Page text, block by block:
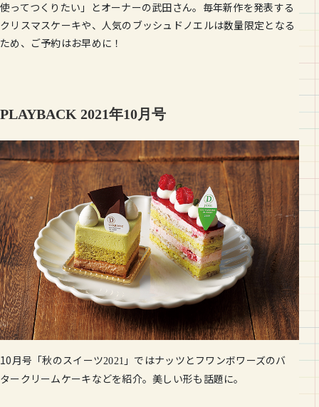
使ってつくりたい」とオーナーの武田さん。毎年新作を発表する
クリスマスケーキや、人気のブッシュドノエルは数量限定となる
ため、ご予約はお早めに！
PLAYBACK 2021年10月号
10月号「秋のスイーツ2021 」ではナッツとフワンボワーズのバ
タークリームケーキなどを紹介。美しい形も話題に。